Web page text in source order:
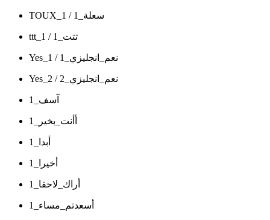
TOUX_1 / سعلة_1
ttt_1 / تتت_1
Yes_1 / نعم_انجليزي_1
Yes_2 / نعم_انجليزي_2
آسف_1
أأنت_بخير_1
أبدا_1
أخيرا_1
أراك_لاحقا_1
أسعدتم_مساء_1